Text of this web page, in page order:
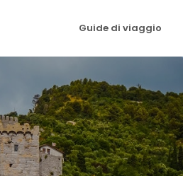
Guide di viaggio